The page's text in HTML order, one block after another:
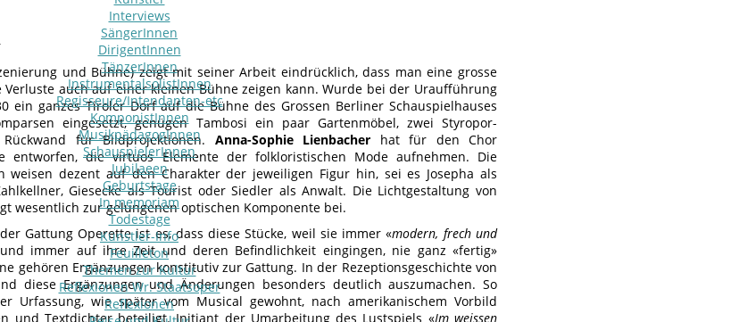
Interviews
SängerInnen
DirigentInnen
TänzerInnen
InstrumentalsolistInnen
Regisseure/Intendanten-etc
KomponistInnen
MusikpädagogInnen
SchauspielerInnen
Jubilaeen
Geburtstage
In memoriam
Todestage
Künstler-Info
Feuilleton
Themen zur Kultur
Reflexionen Wr. Staatsoper
Reflexionen
und Bühne) zeigt mit seiner Arbeit eindrücklich, dass man eine grosse
Verluste auch auf einer kleinen Bühne zeigen kann. Wurde bei der Uraufführung
ein ganzes Tiroler Dorf auf die Bühne des Grossen Berliner Schauspielhauses
eingesetzt, genügen Tambosi ein paar Gartenmöbel, zwei Styropor-
für Bildprojektionen. Anna-Sophie Lienbacher hat für den Chor
entworfen, die virtuos Elemente der folkloristischen Mode aufnehmen. Die
weisen dezent auf den Charakter der jeweiligen Figur hin, sei es Josepha als
Giesecke als Tourist oder Siedler als Anwalt. Die Lichtgestaltung von
wesentlich zur gelungenen optischen Komponente bei.
Gattung Operette ist es, dass diese Stücke, weil sie immer «modern, frech und
immer auf ihre Zeit und deren Befindlichkeit eingingen, nie ganz «fertig»
gehören Ergänzungen konstitutiv zur Gattung. In der Rezeptionsgeschichte von
diese Ergänzungen und Änderungen besonders deutlich auszumachen. So
Urfassung, wie später vom Musical gewohnt, nach amerikanischem Vorbild
und Textdichter beteiligt. Initiant der Umarbeitung des Lustspiels «Im weissen